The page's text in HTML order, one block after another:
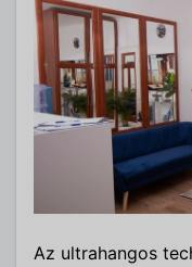
Az ultrahangos